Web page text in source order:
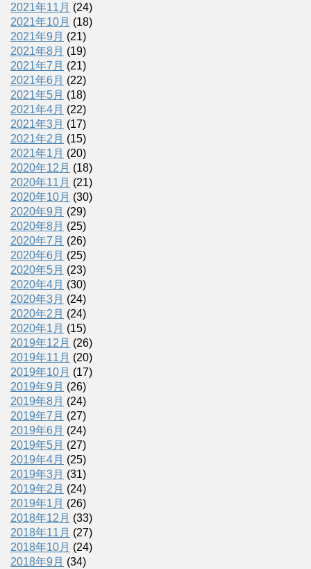
2021年11月 (24)
2021年10月 (18)
2021年9月 (21)
2021年8月 (19)
2021年7月 (21)
2021年6月 (22)
2021年5月 (18)
2021年4月 (22)
2021年3月 (17)
2021年2月 (15)
2021年1月 (20)
2020年12月 (18)
2020年11月 (21)
2020年10月 (30)
2020年9月 (29)
2020年8月 (25)
2020年7月 (26)
2020年6月 (25)
2020年5月 (23)
2020年4月 (30)
2020年3月 (24)
2020年2月 (24)
2020年1月 (15)
2019年12月 (26)
2019年11月 (20)
2019年10月 (17)
2019年9月 (26)
2019年8月 (24)
2019年7月 (27)
2019年6月 (24)
2019年5月 (27)
2019年4月 (25)
2019年3月 (31)
2019年2月 (24)
2019年1月 (26)
2018年12月 (33)
2018年11月 (27)
2018年10月 (24)
2018年9月 (34)